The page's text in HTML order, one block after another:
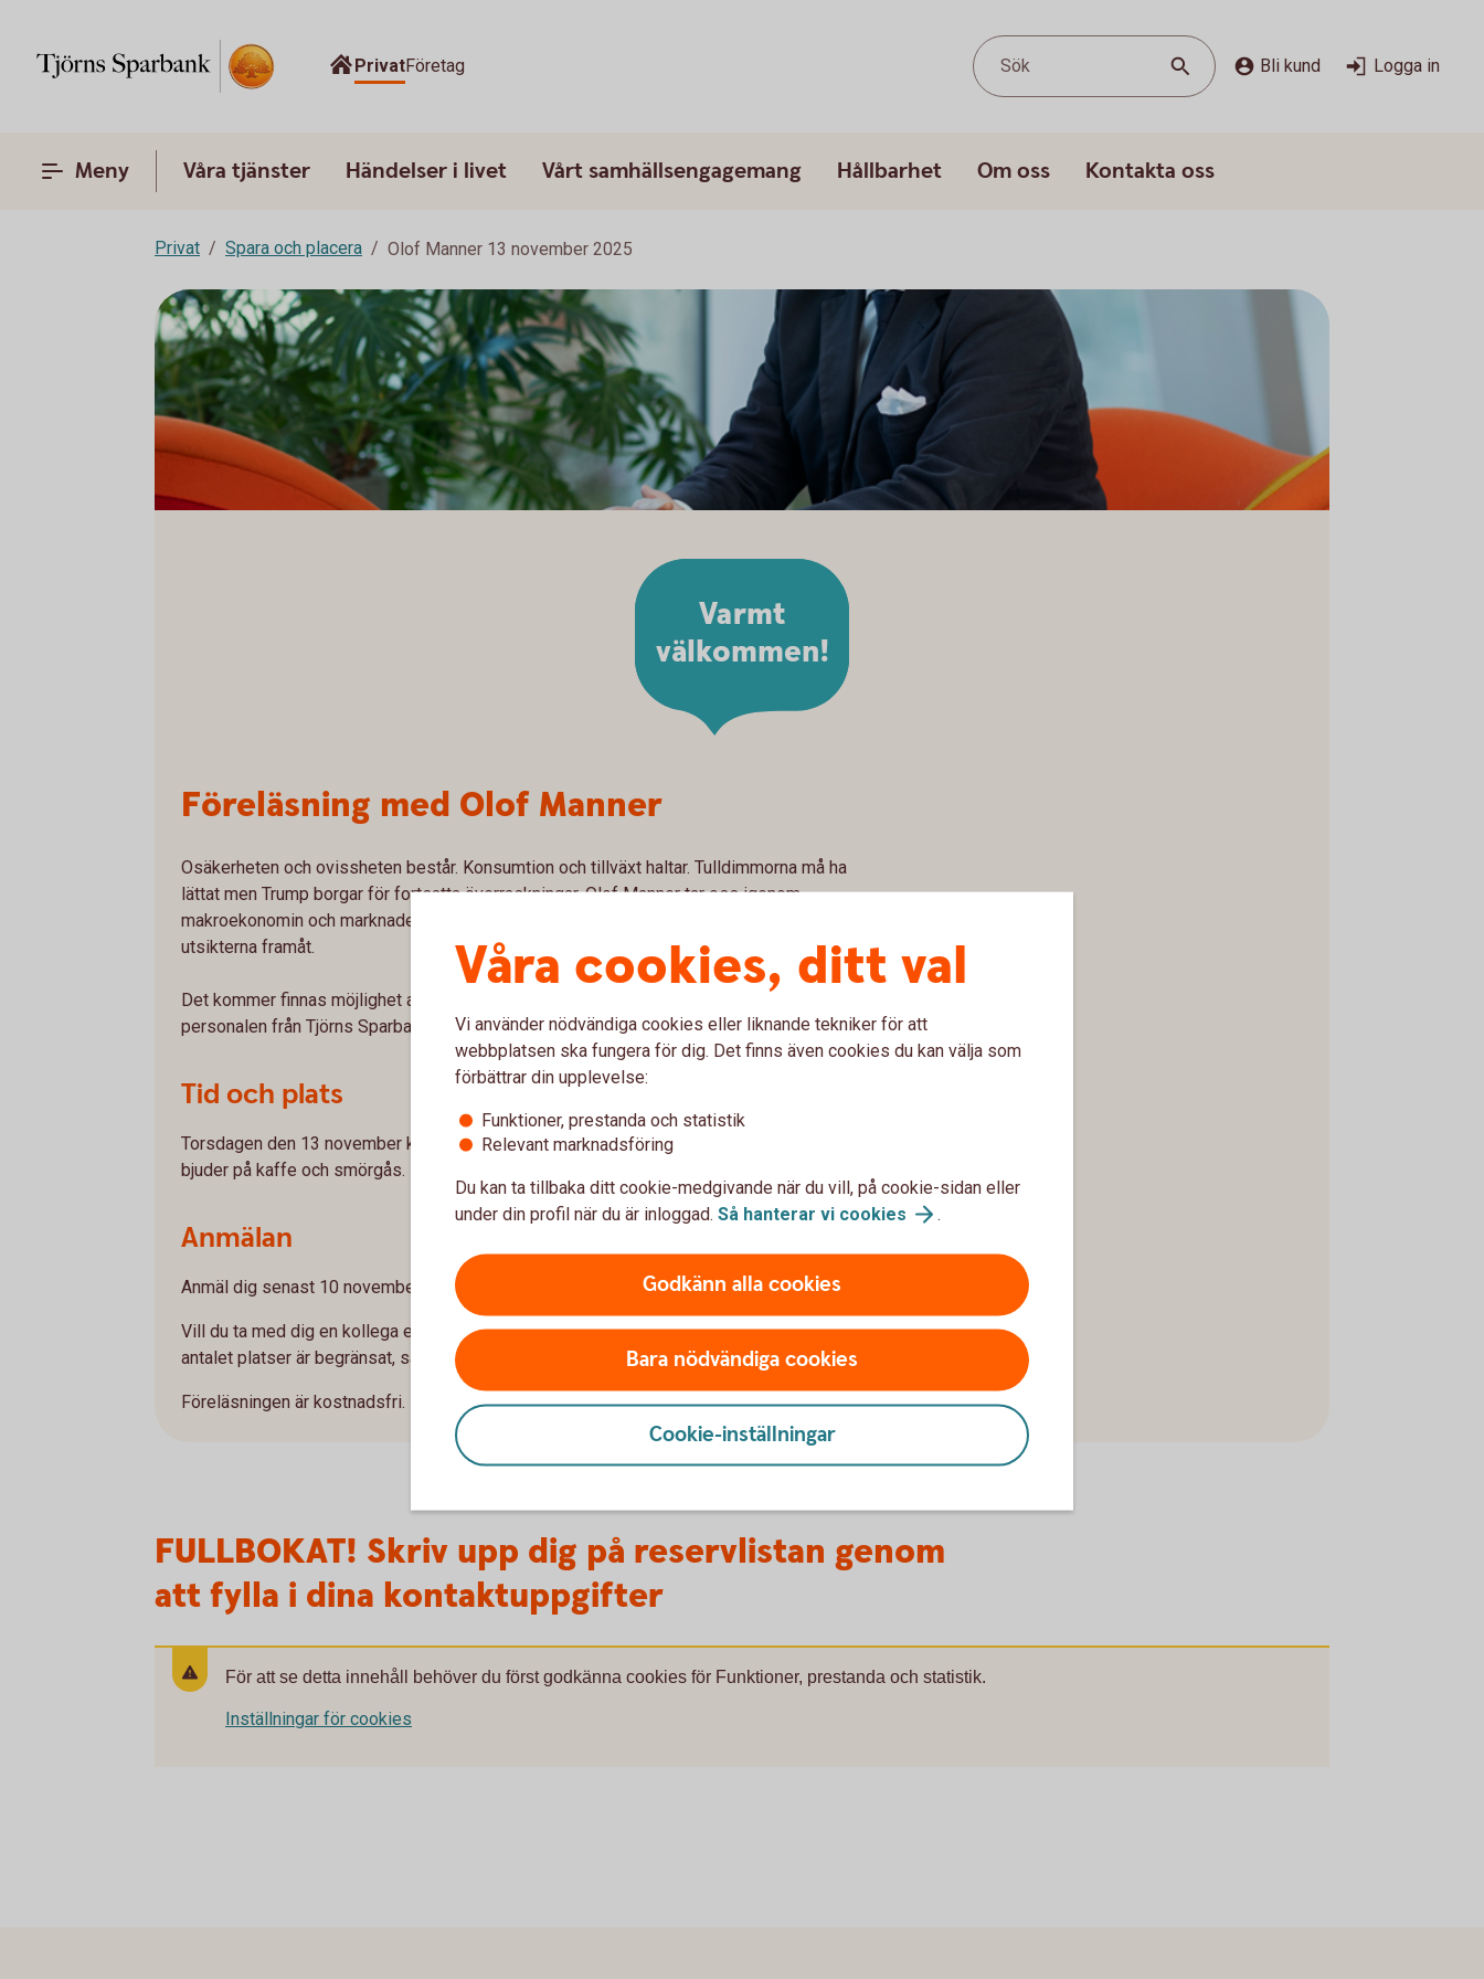
PrivatFöretag Sök Bli kund Logga in
Meny Våra tjänster Händelser i livet Vårt samhällsengagemang Hållbarhet Om oss Kontakta oss
Privat Spara och placera Olof Manner 13 november 2025
Föreläsning med Olof Manner
Osäkerheten och ovissheten består. Konsumtion och tillväxt haltar. Tulldimmorna må ha
lättat men Trump borgar för fortsatta överraskningar. Olof Manner tar oss igenom
makroekonomin och marknader men också de hot och möjligheter som kan ändra
utsikterna framåt.
Det kommer finnas möjlighet att ställa frågor och lyfta sina funderingar till både Olof och
personalen från Tjörns Sparbank som medverkar.
Tid och plats
Torsdagen den 13 november kl. 18.00-20.00 på Tjörns Sparbanks kontor i Skärhamn. Vi
bjuder på kaffe och smörgås.
Anmälan
Anmäl dig senast 10 november via formuläret nedan.
Vill du ta med dig en kollega eller vän så anger du det när du anmäler dig.Tänk på att
antalet platser är begränsat, så boka din plats så snart som möjligt!
Föreläsningen är kostnadsfri.
Varmt
välkommen!
FULLBOKAT! Skriv upp dig på reservlistan genom
att fylla i dina kontaktuppgifter
För att se detta innehåll behöver du först godkänna cookies för Funktioner, prestanda och statistik.
Inställningar för cookies
Våra cookies, ditt val
Vi använder nödvändiga cookies eller liknande tekniker för att
webbplatsen ska fungera för dig. Det finns även cookies du kan välja som
förbättrar din upplevelse:
Funktioner, prestanda och statistik
Relevant marknadsföring
Du kan ta tillbaka ditt cookie-medgivande när du vill, på cookie-sidan eller
under din profil när du är inloggad. Så hanterar vi cookies .
Godkänn alla cookies
Bara nödvändiga cookies
Cookie-inställningar